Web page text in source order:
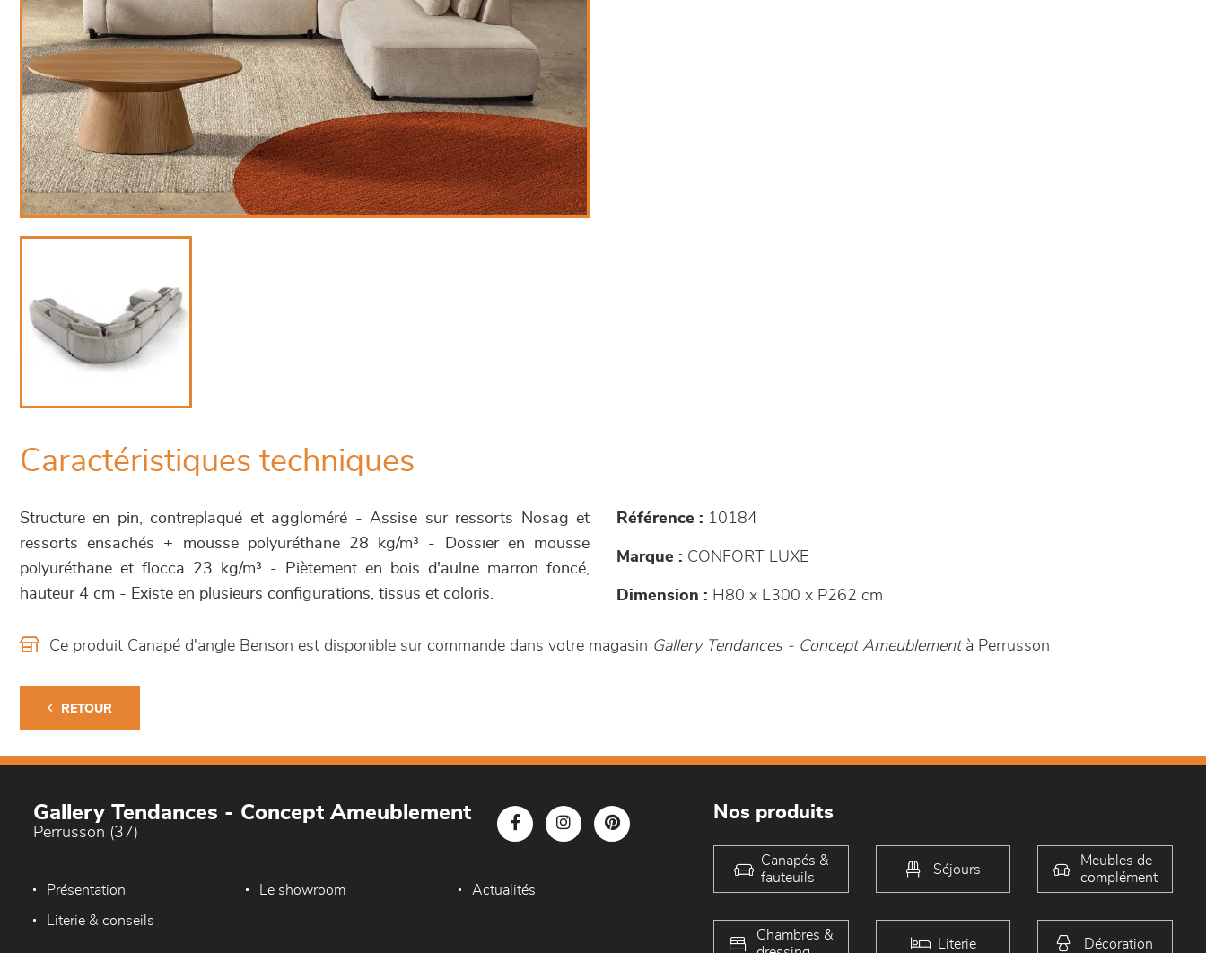
Caractéristiques techniques
Structure en pin, contreplaqué et aggloméré - Assise sur ressorts Nosag et
ressorts ensachés + mousse polyuréthane 28 kg/m³ - Dossier en mousse
polyuréthane et flocca 23 kg/m³ - Piètement en bois d'aulne marron foncé,
hauteur 4 cm - Existe en plusieurs configurations, tissus et coloris.
Référence : 10184
Marque : CONFORT LUXE
Dimension : H80 x L300 x P262 cm
Ce produit Canapé d'angle Benson est disponible sur commande dans votre magasin Gallery Tendances - Concept Ameublement à Perrusson
RETOUR
Gallery Tendances - Concept Ameublement
Perrusson (37)
Présentation Le showroom Actualités
Literie & conseils
Nos produits
Canapés &
fauteuils
Séjours
Meubles de
complément
Chambres &
Literie Décoration